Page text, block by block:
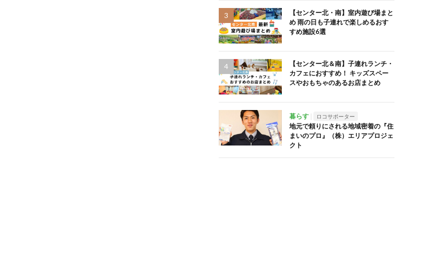
【センター北・南】室内遊び場まと
め 雨の日も子連れで楽しめるおす
すめ施設6選
【センター北＆南】子連れランチ・
カフェにおすすめ！ キッズスペー
スやおもちゃのあるお店まとめ
暮らす ロコサポーター
地元で頼りにされる地域密着の『住
まいのプロ』（株）エリアプロジェ
クト